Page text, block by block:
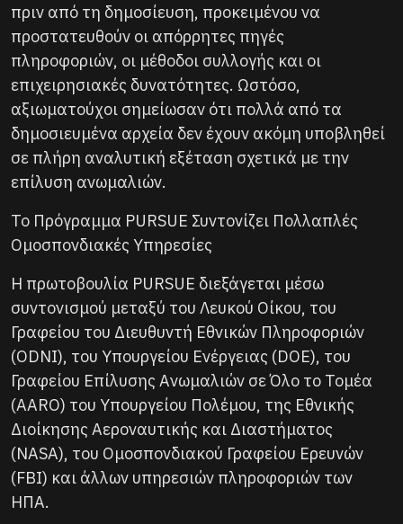
πριν από τη δημοσίευση, προκειμένου να
προστατευθούν οι απόρρητες πηγές
πληροφοριών, οι μέθοδοι συλλογής και οι
επιχειρησιακές δυνατότητες. Ωστόσο,
αξιωματούχοι σημείωσαν ότι πολλά από τα
δημοσιευμένα αρχεία δεν έχουν ακόμη υποβληθεί
σε πλήρη αναλυτική εξέταση σχετικά με την
επίλυση ανωμαλιών.
Το Πρόγραμμα PURSUE Συντονίζει Πολλαπλές
Ομοσπονδιακές Υπηρεσίες
Η πρωτοβουλία PURSUE διεξάγεται μέσω
συντονισμού μεταξύ του Λευκού Οίκου, του
Γραφείου του Διευθυντή Εθνικών Πληροφοριών
(ODNI), του Υπουργείου Ενέργειας (DOE), του
Γραφείου Επίλυσης Ανωμαλιών σε Όλο το Τομέα
(AARO) του Υπουργείου Πολέμου, της Εθνικής
Διοίκησης Αεροναυτικής και Διαστήματος
(NASA), του Ομοσπονδιακού Γραφείου Ερευνών
(FBI) και άλλων υπηρεσιών πληροφοριών των
ΗΠΑ.